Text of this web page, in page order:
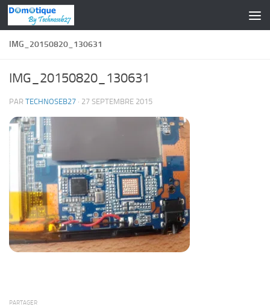
Skip to content
IMG_20150820_130631
IMG_20150820_130631
PAR TECHNOSEB27 · 27 SEPTEMBRE 2015
PARTAGER